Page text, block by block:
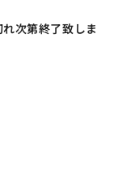
次第終了致しま